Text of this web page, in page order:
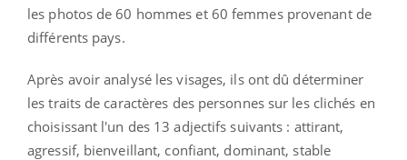
les photos de 60 hommes et 60 femmes provenant de
différents pays.
Après avoir analysé les visages, ils ont dû déterminer
les traits de caractères des personnes sur les clichés en
choisissant l'un des 13 adjectifs suivants : attirant,
agressif, bienveillant, confiant, dominant, stable